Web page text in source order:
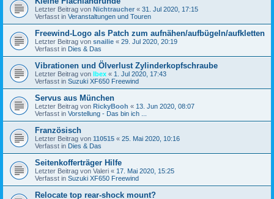
Letzter Beitrag von Nichtraucher « 31. Jul 2020, 17:15
Verfasst in Veranstaltungen und Touren
Freewind-Logo als Patch zum aufnähen/aufbügeln/aufkletten
Letzter Beitrag von snailie « 29. Jul 2020, 20:19
Verfasst in Dies & Das
Vibrationen und Ölverlust Zylinderkopfschraube
Letzter Beitrag von Ibex « 1. Jul 2020, 17:43
Verfasst in Suzuki XF650 Freewind
Servus aus München
Letzter Beitrag von RickyBooh « 13. Jun 2020, 08:07
Verfasst in Vorstellung - Das bin ich ...
Französisch
Letzter Beitrag von 110515 « 25. Mai 2020, 10:16
Verfasst in Dies & Das
Seitenkofferträger Hilfe
Letzter Beitrag von Valeri « 17. Mai 2020, 15:25
Verfasst in Suzuki XF650 Freewind
Relocate top rear-shock mount?